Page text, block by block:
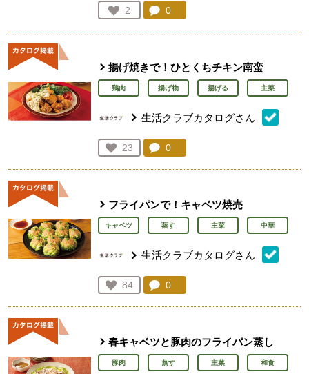
お気に入り登録：
2
人が登録
コメント：
0
揚げ焼きで！ひとくちチキン南蛮
鶏肉 揚げ物 揚げる 主菜
生活クラブカタログさん
お気に入り登録：
23
人が登録
コメント：
0
フライパンで！キャベツ焼売
キャベツ 蒸す 主菜 中華
生活クラブカタログさん
お気に入り登録：
84
人が登録
コメント：
0
春キャベツと豚肉のフライパン蒸し
豚肉 蒸す 主菜 和食